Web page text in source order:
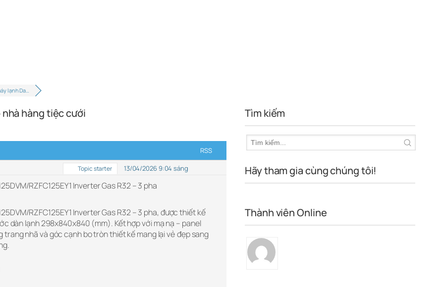
lạnh Da…
nhà hàng tiệc cưới
RSS
Topic starter 13/04/2026 9:04 sáng
RZFC125EY1 Inverter Gas R32 – 3 pha
RZFC125EY1 Inverter Gas R32 – 3 pha, được thiết kế
dàn lạnh 298x840x840 (mm). Kết hợp với mạ nạ – panel
trang nhã và góc cạnh bo tròn thiết kế mang lại vẻ đẹp sang
Tìm kiếm
Hãy tham gia cùng chúng tôi!
Thành viên Online